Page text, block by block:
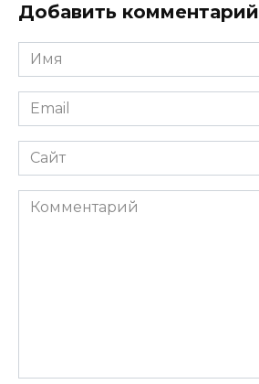
Добавить комментарий
Имя
*
Email
*
Сайт
Комментарий